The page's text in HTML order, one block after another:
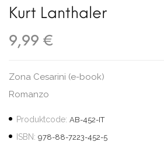
Kurt Lanthaler
9,99 €
Zona Cesarini (e-book)
Romanzo
Produktcode: AB-452-IT
ISBN: 978-88-7223-452-5